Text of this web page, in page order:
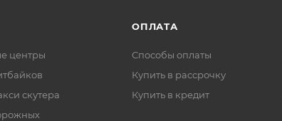
центры
скутера
ОПЛАТА
Способы оплаты
Купить в рассрочку
Купить в кредит